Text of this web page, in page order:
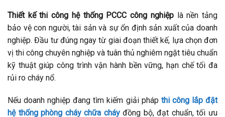
Thiết kế thi công hệ thống PCCC công nghiệplà nền tảng
bảo vệ con người, tài sản và sự ổn định sản xuất của doanh
nghiệp. Đầu tư đúng ngay từ giai đoạn thiết kế, lựa chọn đơn
vị thi công chuyên nghiệp và tuân thủ nghiêm ngặt tiêu chuẩn
kỹ thuật giúp công trình vận hành bền vững, hạn chế tối đa
rủi ro cháy nổ.
Nếu doanh nghiệp đang tìm kiếm giải pháp thi công lắp đặt
hệ thống phòng cháy chữa cháyđồng bộ, đạt chuẩn, tối ưu